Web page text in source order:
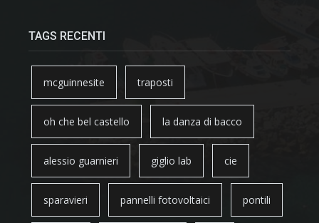
TAGS RECENTI
mcguinnesite traposti
oh che bel castello la danza di bacco
alessio guarnieri giglio lab cie
sparavieri pannelli fotovoltaici pontili